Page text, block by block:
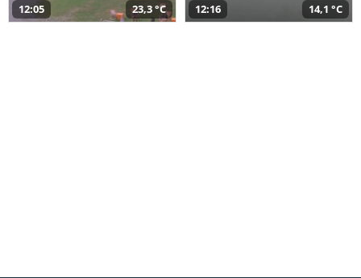
12:05 23,3 °C 12:16 14,1 °C